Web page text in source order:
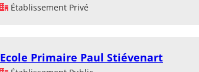
Établissement Privé
Ecole Primaire Paul Stiévenart